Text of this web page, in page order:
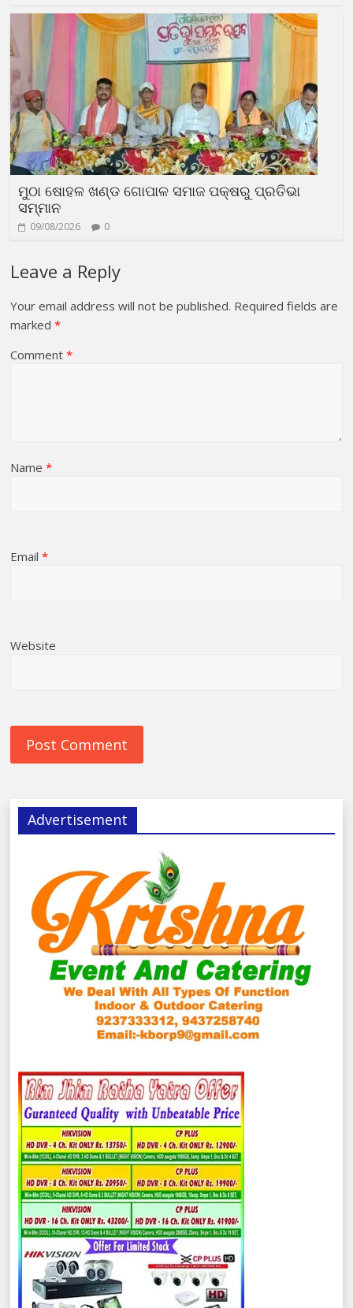
ମୁଠା ଷୋହଳ ଖଣ୍ଡ ଗୋପାଳ ସମାଜ ପକ୍ଷରୁ ପ୍ରତିଭା
ସମ୍ମାନ
09/08/2026 0
Leave a Reply
Your email address will not be published. Required fields are
marked*
Comment*
Name*
Email*
Website
Advertisement